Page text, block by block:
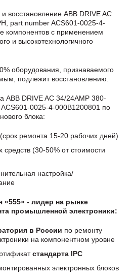
восстановление ABB DRIVE AC
part number ACS601-0025-4-
компонентов с применением
и высокотехнологичного
оборудования, признаваемого
подлежит восстановлению.
ABB DRIVE AC 34/24AMP 380-
0025-4-000B1200801 по
блока:
ремонта 15-20 рабочих дней)
(30-50% от стоимости
настройка/
«555» - лидер на рынке
промышленной электроники:
в России по ремонту
на компонентном уровне
стандарта IPC
электронных блоков